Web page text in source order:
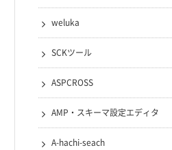
weluka
SCKツール
ASPCROSS
AMP・スキーマ設定エディタ
A-hachi-seach